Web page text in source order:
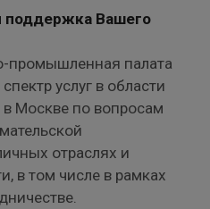
поддержка Вашего
промышленная палата
услуг в области
Москве по вопросам
отраслях и
в том числе в рамках